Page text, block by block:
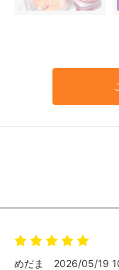
めだま 2026/05/19